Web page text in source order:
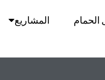
الحمام المشاريع